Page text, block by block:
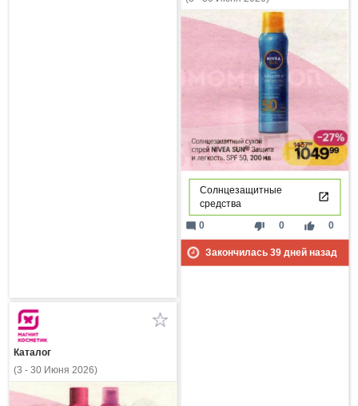
Солнцезащитные
средства
thumb_down 0 thumb_up 0
mode_comment 0
Закончилась 39дней назад
Каталог
(3 - 30 Июня 2026)